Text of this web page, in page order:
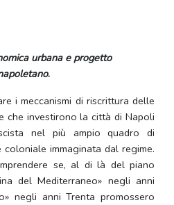
urbana e progetto
.
i meccanismi di riscrittura delle
che investirono la città di Napoli
nel più ampio quadro di
immaginata dal regime.
se, al di là del piano
del Mediterraneo» negli anni
negli anni Trenta promossero